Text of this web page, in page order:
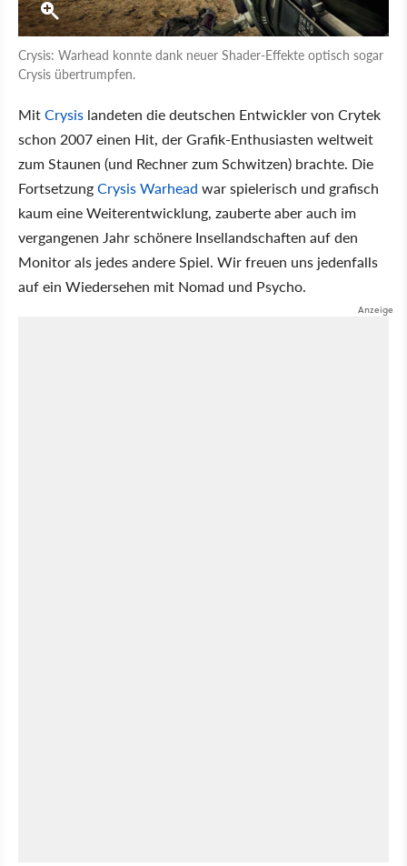
Crysis: Warhead konnte dank neuer Shader-Effekte optisch sogar
Crysis übertrumpfen.
MitCrysis landeten die deutschen Entwickler von Crytek
schon 2007 einen Hit, der Grafik-Enthusiasten weltweit
zum Staunen (und Rechner zum Schwitzen) brachte. Die
FortsetzungCrysis Warhead war spielerisch und grafisch
kaum eine Weiterentwicklung, zauberte aber auch im
vergangenen Jahr schönere Insellandschaften auf den
Monitor als jedes andere Spiel. Wir freuen uns jedenfalls
auf ein Wiedersehen mit Nomad und Psycho.